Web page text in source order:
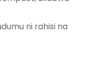
ni rahisi na